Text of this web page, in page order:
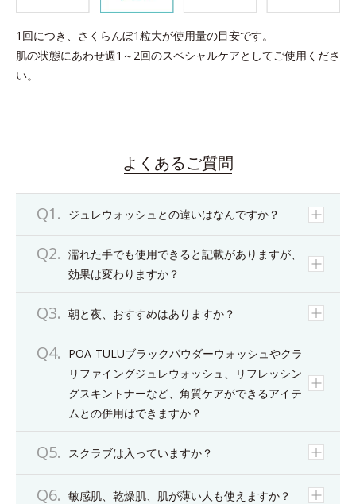
1回につき、さくらんぼ1粒大が使用量の目安です。
肌の状態にあわせ週1～2回のスペシャルケアとしてご使用くださ
い。
よくあるご質問
ジュレウォッシュとの違いはなんですか？
濡れた手でも使用できると記載がありますが、
効果は変わりますか？
朝と夜、おすすめはありますか？
POA-TULUブラックパウダーウォッシュやクラ
リファイングジュレウォッシュ、リフレッシン
グスキントナーなど、角質ケアができるアイテ
ムとの併用はできますか？
スクラブは入っていますか？
敏感肌、乾燥肌、肌が薄い人も使えますか？